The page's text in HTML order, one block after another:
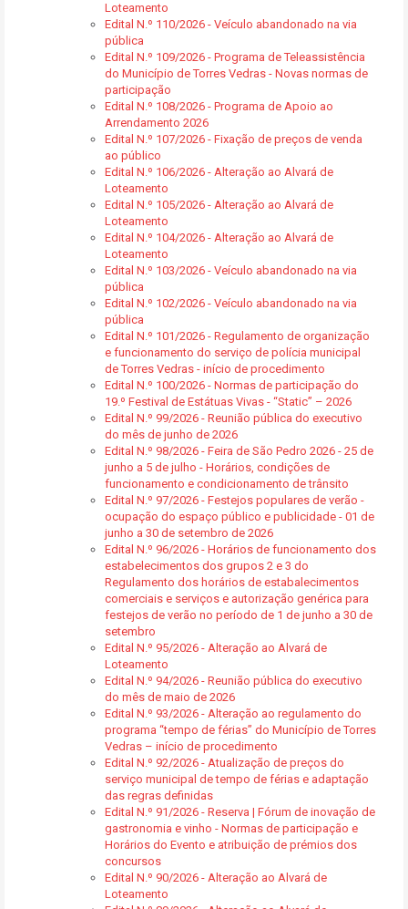
Loteamento
Edital N.º 110/2026 - Veículo abandonado na via
pública
Edital N.º 109/2026 - Programa de Teleassistência
do Município de Torres Vedras - Novas normas de
participação
Edital N.º 108/2026 - Programa de Apoio ao
Arrendamento 2026
Edital N.º 107/2026 - Fixação de preços de venda
ao público
Edital N.º 106/2026 - Alteração ao Alvará de
Loteamento
Edital N.º 105/2026 - Alteração ao Alvará de
Loteamento
Edital N.º 104/2026 - Alteração ao Alvará de
Loteamento
Edital N.º 103/2026 - Veículo abandonado na via
pública
Edital N.º 102/2026 - Veículo abandonado na via
pública
Edital N.º 101/2026 - Regulamento de organização
e funcionamento do serviço de polícia municipal
de Torres Vedras - início de procedimento
Edital N.º 100/2026 - Normas de participação do
19.º Festival de Estátuas Vivas - “Static” – 2026
Edital N.º 99/2026 - Reunião pública do executivo
do mês de junho de 2026
Edital N.º 98/2026 - Feira de São Pedro 2026 - 25 de
junho a 5 de julho - Horários, condições de
funcionamento e condicionamento de trânsito
Edital N.º 97/2026 - Festejos populares de verão -
ocupação do espaço público e publicidade - 01 de
junho a 30 de setembro de 2026
Edital N.º 96/2026 - Horários de funcionamento dos
estabelecimentos dos grupos 2 e 3 do
Regulamento dos horários de estabalecimentos
comerciais e serviços e autorização genérica para
festejos de verão no período de 1 de junho a 30 de
setembro
Edital N.º 95/2026 - Alteração ao Alvará de
Loteamento
Edital N.º 94/2026 - Reunião pública do executivo
do mês de maio de 2026
Edital N.º 93/2026 - Alteração ao regulamento do
programa “tempo de férias” do Município de Torres
Vedras – início de procedimento
Edital N.º 92/2026 - Atualização de preços do
serviço municipal de tempo de férias e adaptação
das regras definidas
Edital N.º 91/2026 - Reserva | Fórum de inovação de
gastronomia e vinho - Normas de participação e
Horários do Evento e atribuição de prémios dos
concursos
Edital N.º 90/2026 - Alteração ao Alvará de
Loteamento